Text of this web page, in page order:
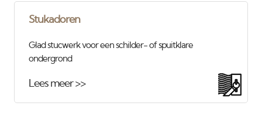
Stukadoren
Glad stucwerk voor een schilder- of spuitklare
ondergrond
Lees meer >>